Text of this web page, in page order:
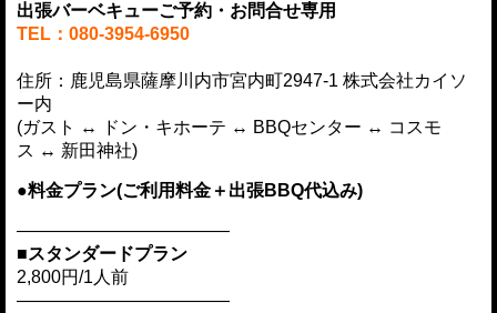
出張バーベキューご予約・お問合せ専用
TEL：080-3954-6950
住所：鹿児島県薩摩川内市宮内町2947-1 株式会社カイソ
ー内
(ガスト ↔ ドン・キホーテ ↔ BBQセンター ↔ コスモ
ス ↔ 新田神社)
●料金プラン(ご利用料金＋出張BBQ代込み)
————————————
■スタンダードプラン
2,800円/1人前
————————————